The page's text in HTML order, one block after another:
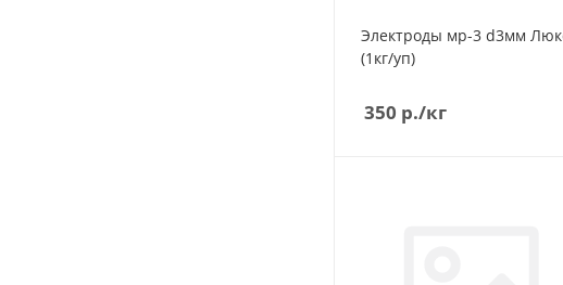
Электроды мр-3 d3мм Люкс
(1кг/уп)
350 р./кг